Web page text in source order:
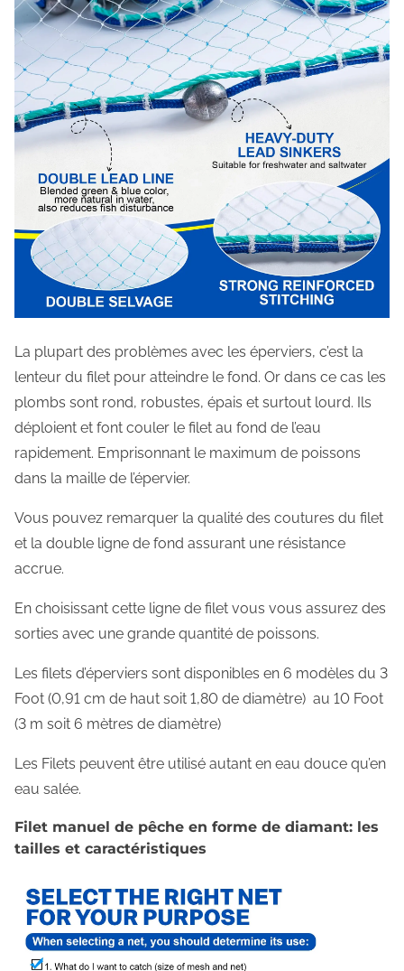
La plupart des problèmes avec les éperviers, c’est la
lenteur du filet pour atteindre le fond. Or dans ce cas les
plombs sont rond, robustes, épais et surtout lourd. Ils
déploient et font couler le filet au fond de l’eau
rapidement. Emprisonnant le maximum de poissons
dans la maille de l’épervier.
Vous pouvez remarquer la qualité des coutures du filet
et la double ligne de fond assurant une résistance
accrue.
En choisissant cette ligne de filet vous vous assurez des
sorties avec une grande quantité de poissons.
Les filets d’éperviers sont disponibles en 6 modèles du 3
Foot (0,91 cm de haut soit 1,80 de diamètre) au 10 Foot
(3 m soit 6 mètres de diamètre)
Les Filets peuvent être utilisé autant en eau douce qu’en
eau salée.
Filet manuel de pêche en forme de diamant: les
tailles et caractéristiques